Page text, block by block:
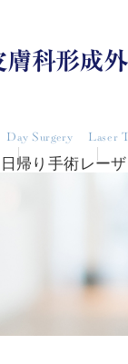
Day Surgery
日帰り手術
Laser
レー